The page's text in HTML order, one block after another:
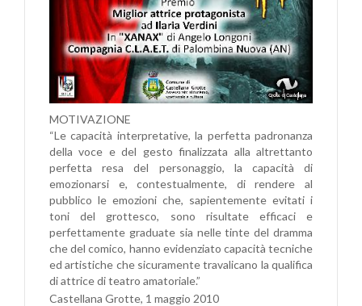
D’ORO”
DI
CASTELLANA
GROTTE
MOTIVAZIONE
“Le capacità interpretative, la perfetta padronanza
della voce e del gesto finalizzata alla altrettanto
perfetta resa del personaggio, la capacità di
emozionarsi e, contestualmente, di rendere al
pubblico le emozioni che, sapientemente evitati i
toni del grottesco, sono risultate efficaci e
perfettamente graduate sia nelle tinte del dramma
che del comico, hanno evidenziato capacità tecniche
ed artistiche che sicuramente travalicano la qualifica
di attrice di teatro amatoriale.”
Castellana Grotte, 1 maggio 2010